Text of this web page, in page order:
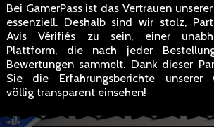
Bei GamerPass ist das Vertrauen
essenziell. Deshalb sind wir stolz,
Avis Vérifiés zu sein, einer
Plattform, die nach jeder
Bewertungen sammelt. Dank dieser
Sie die Erfahrungsberichte unserer
völlig transparent einsehen!